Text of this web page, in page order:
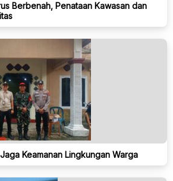
Berbenah, Penataan Kawasan dan
Keamanan Lingkungan Warga